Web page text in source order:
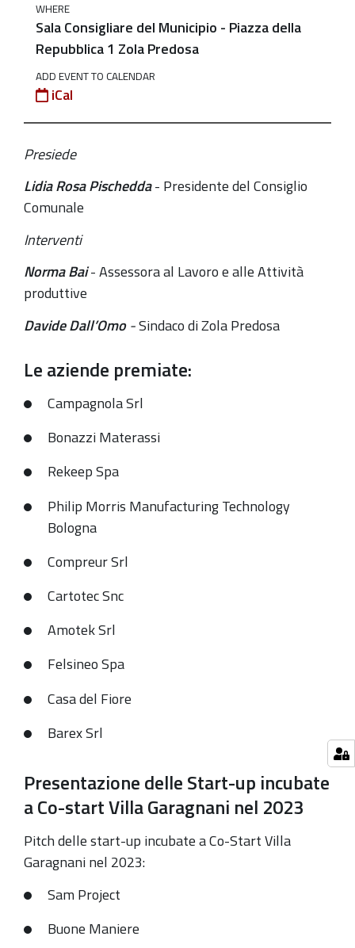
2023-
12-
2023-
Mercoledì
13
dicembre,
18
presso
la
Consigliare
Municipio:
Premiazione
aziende
zolesi
nel
2023
importanti
compleanni
WHERE
Sala Consigliare del Municipio - Piazza della
Repubblica 1 Zola Predosa
ADD EVENT TO CALENDAR
iCal
Presiede
Lidia Rosa Pischedda- Presidente del Consiglio
Comunale
Interventi
Norma Bai- Assessora al Lavoro e alle Attività
produttive
Davide Dall’Omo-Sindaco di Zola Predosa
Le aziende premiate:
Campagnola Srl
Bonazzi Materassi
Rekeep Spa
Philip Morris Manufacturing Technology
Bologna
Compreur Srl
Cartotec Snc
Amotek Srl
Felsineo Spa
Casa del Fiore
Barex Srl
Presentazione delle Start-up incubate
a Co-start Villa Garagnani nel 2023
Pitch delle start-up incubate a Co-Start Villa
Garagnani nel 2023:
Sam Project
Buone Maniere